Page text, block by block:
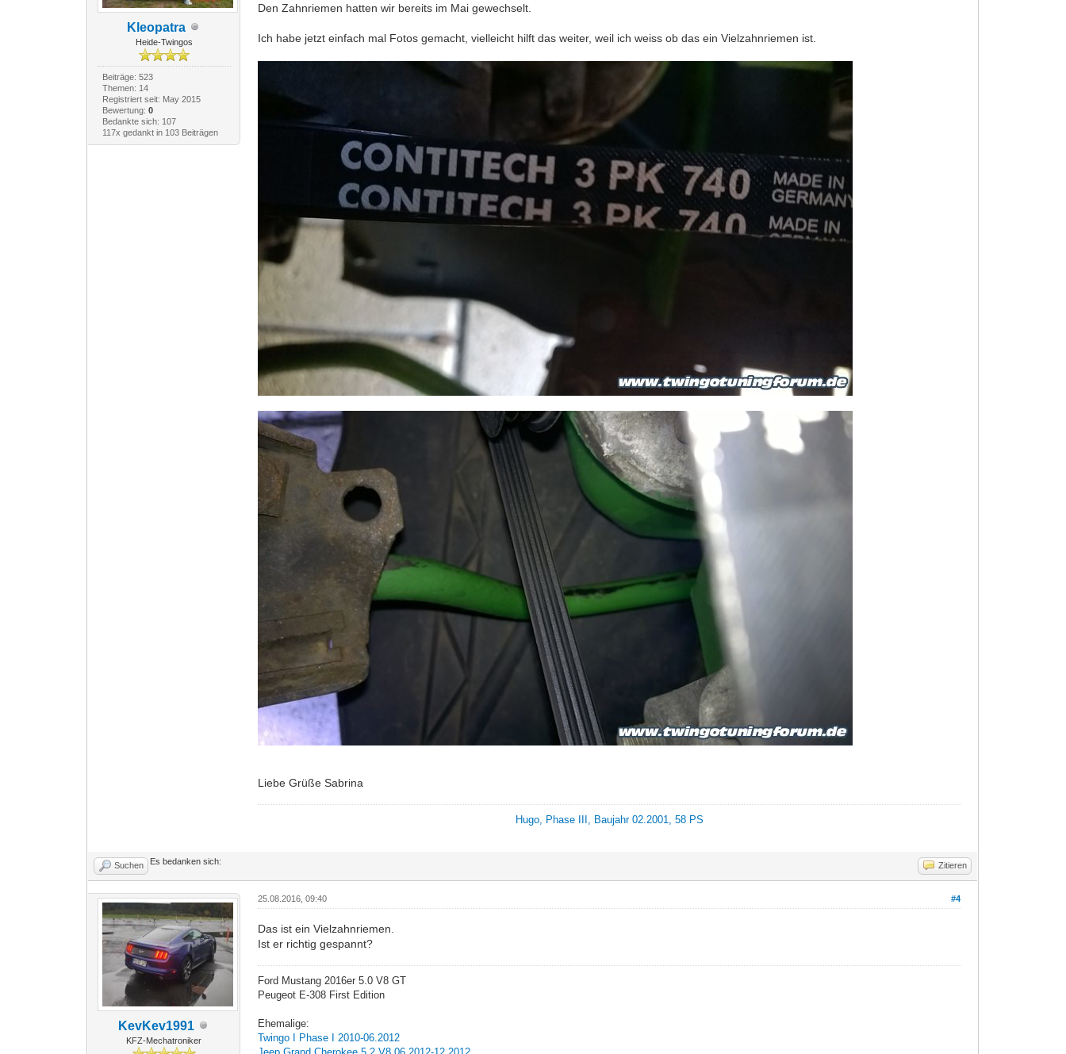
Kleopatra
Heide-Twingos
Beiträge: 523
Themen: 14
Registriert seit: May 2015
Bewertung: 0
Bedankte sich: 107
117x gedankt in 103 Beiträgen
Den Zahnriemen hatten wir bereits im Mai gewechselt.
Ich habe jetzt einfach mal Fotos gemacht, vielleicht hilft das weiter, weil ich weiss ob das ein Vielzahnriemen ist.
Liebe Grüße Sabrina
Hugo, Phase III, Baujahr 02.2001, 58 PS
Suchen Zitieren
Es bedanken sich:
KevKev1991
KFZ-Mechatroniker
#4
25.08.2016, 09:40
Das ist ein Vielzahnriemen.
Ist er richtig gespannt?
Ford Mustang 2016er 5.0 V8 GT
Peugeot E-308 First Edition
Ehemalige:
Twingo I Phase I 2010-06.2012